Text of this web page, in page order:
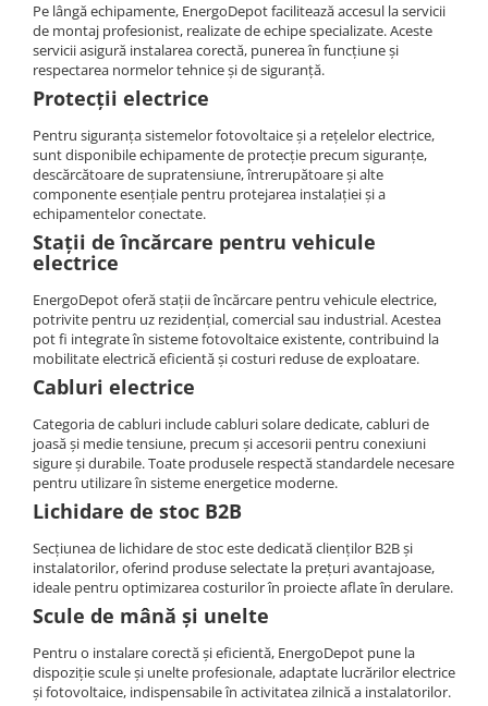
Pe lângă echipamente, EnergoDepot facilitează accesul la servicii
de montaj profesionist, realizate de echipe specializate. Aceste
servicii asigură instalarea corectă, punerea în funcțiune și
respectarea normelor tehnice și de siguranță.
Protecții electrice
Pentru siguranța sistemelor fotovoltaice și a rețelelor electrice,
sunt disponibile echipamente de protecție precum siguranțe,
descărcătoare de supratensiune, întrerupătoare și alte
componente esențiale pentru protejarea instalației și a
echipamentelor conectate.
Stații de încărcare pentru vehicule
electrice
EnergoDepot oferă stații de încărcare pentru vehicule electrice,
potrivite pentru uz rezidențial, comercial sau industrial. Acestea
pot fi integrate în sisteme fotovoltaice existente, contribuind la
mobilitate electrică eficientă și costuri reduse de exploatare.
Cabluri electrice
Categoria de cabluri include cabluri solare dedicate, cabluri de
joasă și medie tensiune, precum și accesorii pentru conexiuni
sigure și durabile. Toate produsele respectă standardele necesare
pentru utilizare în sisteme energetice moderne.
Lichidare de stoc B2B
Secțiunea de lichidare de stoc este dedicată clienților B2B și
instalatorilor, oferind produse selectate la prețuri avantajoase,
ideale pentru optimizarea costurilor în proiecte aflate în derulare.
Scule de mână și unelte
Pentru o instalare corectă și eficientă, EnergoDepot pune la
dispoziție scule și unelte profesionale, adaptate lucrărilor electrice
și fotovoltaice, indispensabile în activitatea zilnică a instalatorilor.